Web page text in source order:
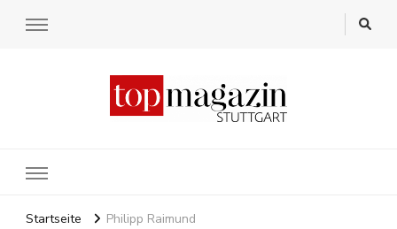
Startseite Philipp Raimund